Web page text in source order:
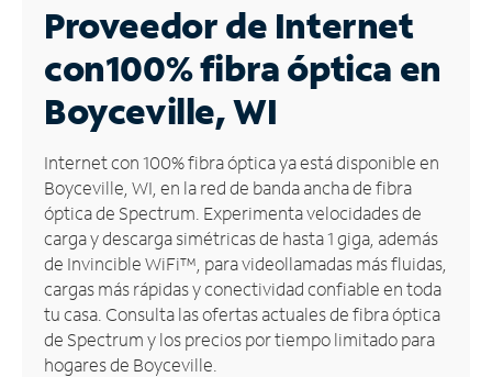
Business
Contáctanos
Inglés
Administrar
cuenta
Encuentra
una
tienda
Proveedor de Internet
con100% fibra óptica en
Boyceville, WI
Internet con 100% fibra óptica ya está disponible en
Boyceville, WI, en la red de banda ancha de fibra
óptica de Spectrum. Experimenta velocidades de
carga y descarga simétricas de hasta 1 giga, además
de Invincible WiFi™, para videollamadas más fluidas,
cargas más rápidas y conectividad confiable en toda
tu casa. Consulta las ofertas actuales de fibra óptica
de Spectrum y los precios por tiempo limitado para
hogares de Boyceville.